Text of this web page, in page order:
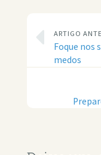
ARTIGO
Foque nos
medos